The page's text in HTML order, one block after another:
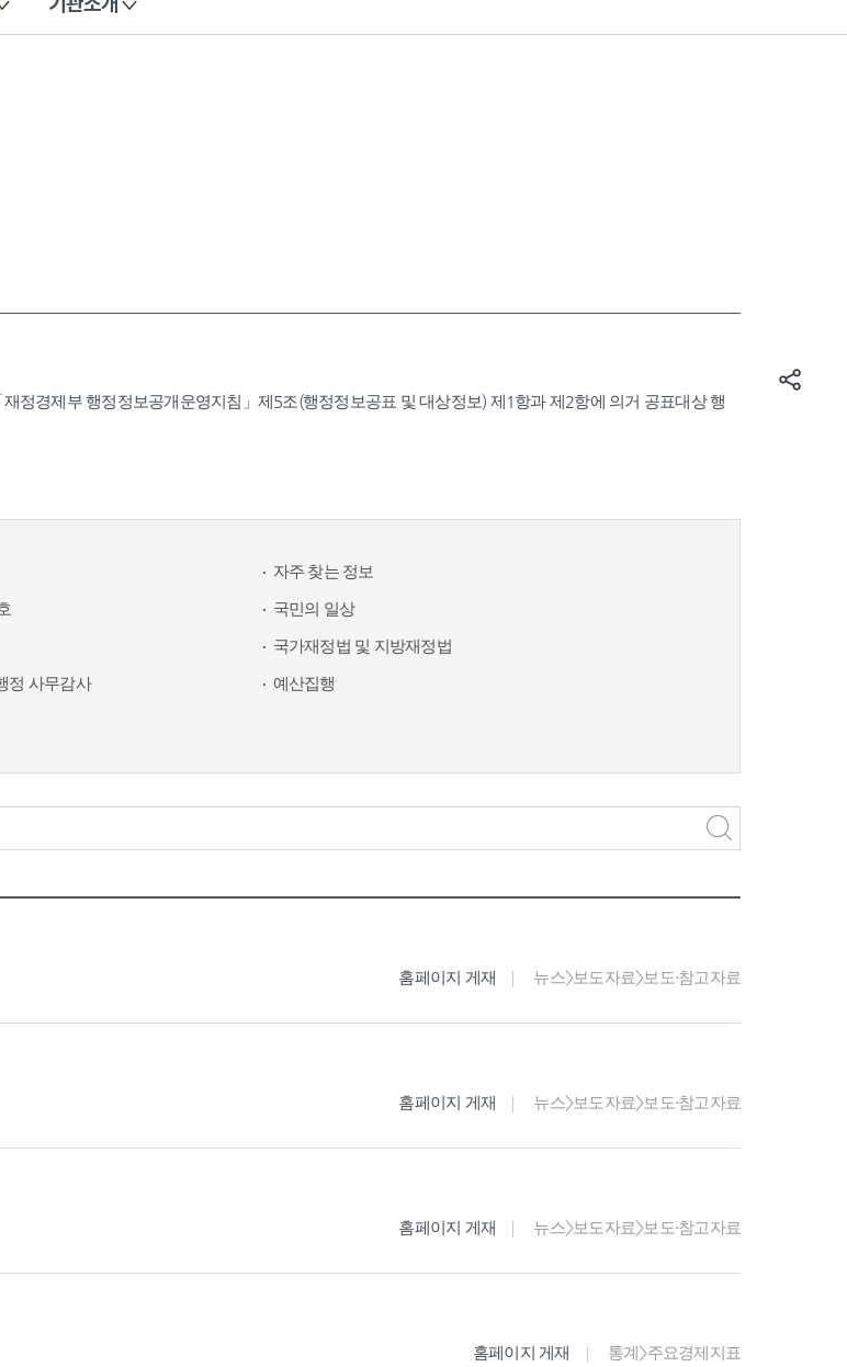
정경제부 행정정보공개운영지침」제5조(행정정보공표 및 대상정보) 제1항과 제2항에 의거 공표대상 행
자주 찾는 정보
국민의 일상
국가재정법 및 지방재정법
정 사무감사
예산집행
홈페이지 게재 뉴스>보도자료>보도·참고자료
홈페이지 게재 뉴스>보도자료>보도·참고자료
홈페이지 게재 뉴스>보도자료>보도·참고자료
홈페이지 게재 통계>주요경제지표